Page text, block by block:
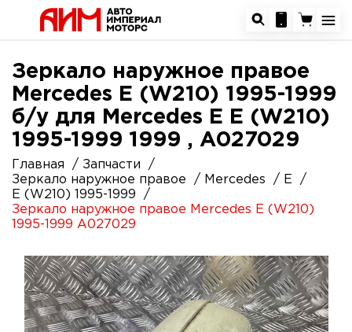
Зеркало наружное правое
Mercedes E (W210) 1995-1999
б/у для Mercedes E E (W210)
1995-1999 1999 , A027029
Главная
Запчасти
Зеркало наружное правое
Mercedes
E
E (W210) 1995-1999
Зеркало наружное правое Mercedes E (W210)
1995-1999 A027029